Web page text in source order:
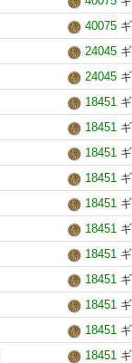
40075
24045
24045
18451
18451
18451
18451
18451
18451
18451
18451
18451
18451
18451